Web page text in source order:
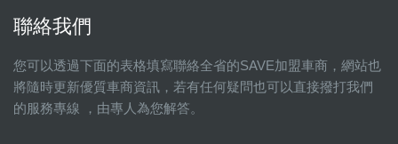
聯絡我們
您可以透過下面的表格填寫聯絡全省的SAVE加盟車商，網站也
將隨時更新優質車商資訊，若有任何疑問也可以直接撥打我們
的服務專線 ，由專人為您解答。